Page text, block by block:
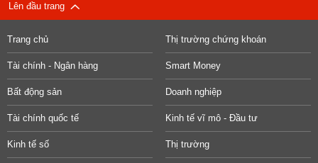
Lên đầu trang
Trang chủ Thị trường chứng khoán
Tài chính - Ngân hàng Smart Money
Bất động sản Doanh nghiệp
Tài chính quốc tế Kinh tế vĩ mô - Đầu tư
Kinh tế số Thị trường